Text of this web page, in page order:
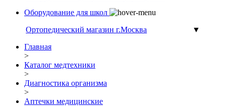
Оборудование для школ
Ортопедический магазин г.Москва
▼
Главная
>
Каталог медтехники
>
Диагностика организма
>
Аптечки медицинские